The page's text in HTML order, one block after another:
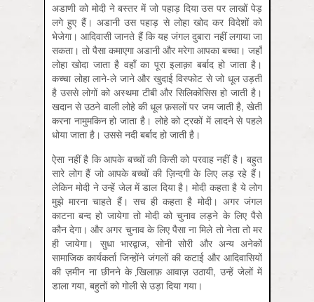
अडाणी को मोदी ने बस्तर में जो पहाड़ दिया उस पर लाखों पेड़
लगे हुए हैं। अडानी उस पहाड़ से लोहा खोद कर विदेशों को
भेजेगा। आदिवासी जानते हैं कि यह जंगल दुबारा नहीं लगाया जा
सकता। तो पैसा कमाएगा अडानी और मरेगा आपका बच्चा। जहाँ
लोहा खोदा जाता है वहाँ का पूरा इलाक़ा बर्बाद हो जाता है।
कच्चा लोहा लाने-ले जाने और खुदाई विस्फोट से जो धूल उड़ती
है उससे लोगों को अस्थमा टीबी और सिलिकोसिस हो जाती है।
खदान से उठने वाली लोहे की धूल फ़सलों पर जम जाती है, खेती
करना नामुमकिन हो जाता है। लोहे को ट्रकों में लादने से पहले
धोया जाता है। उससे नदी बर्बाद हो जाती है।
ऐसा नहीं है कि आपके बच्चों की किसी को परवाह नहीं है। बहुत
सारे लोग हैं जो आपके बच्चों की ज़िन्दगी के लिए लड़ रहे हैं।
लेकिन मोदी ने उन्हें जेल में डाल दिया है। मोदी कहता है ये लोग
मुझे मारना चाहते हैं। सच ही कहता है मोदी। अगर जंगल
काटना बन्द हो जायेगा तो मोदी को चुनाव लड़ने के लिए पैसे
कौन देगा। और अगर चुनाव के लिए पैसा ना मिले तो नेता तो मर
ही जायेगा। सुधा भारद्वाज, सोनी सोरी और अन्य अनेकों
सामाजिक कार्यकर्ता जिन्होंने जंगलों की कटाई और आदिवासियों
की ज़मीन ना छीनने के खि़लाफ़ आवाज़ उठायी, उन्हें जेलों में
डाला गया, बहुतों को गोली से उड़ा दिया गया।